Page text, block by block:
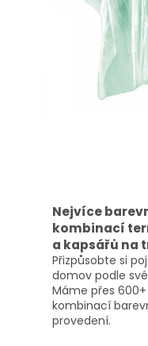
Nejvíce
kombinací
a kapsářů na
Přizpůsobte si
domov podle
Máme přes 600+
kombinací
provedení.